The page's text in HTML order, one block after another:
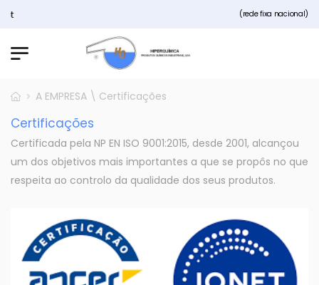
Bem vindos ao nosso site
(rede fixa nacional)
A EMPRESA \ Certificações
Certificações
Certificada pela NP EN ISO 9001:2015, desde 2001, alcançou
um dos objetivos mais importantes a que se propôs no que
respeita ao controlo da qualidade dos seus produtos.